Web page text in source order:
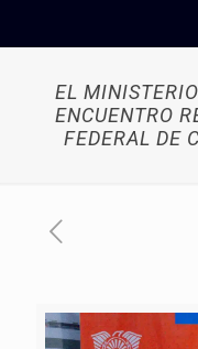
EL
ENCUENTRO
FEDERAL DE